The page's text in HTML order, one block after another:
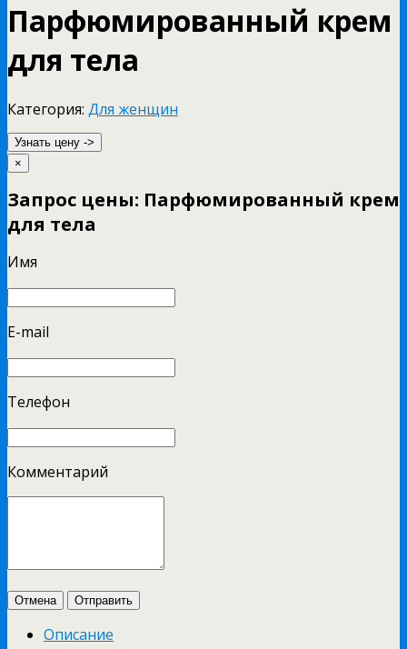
Парфюмированный крем
для тела
Категория: Для женщин
Узнать цену ->
×
Запрос цены: Парфюмированный крем
для тела
Имя
E-mail
Телефон
Комментарий
Отмена Отправить
Описание